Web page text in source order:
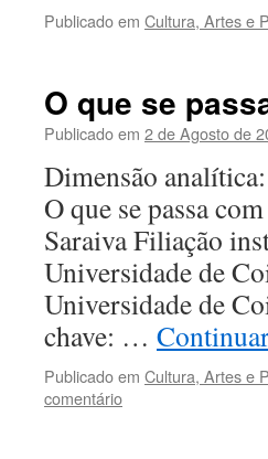
Publicado em Cultura, Artes e
O que se
Publicado em 2 de Agosto de
Dimensão
O que se passa
Saraiva Filiação
Universidade de
Universidade de
chave: …
Publicado em Cultura, Artes e
comentário